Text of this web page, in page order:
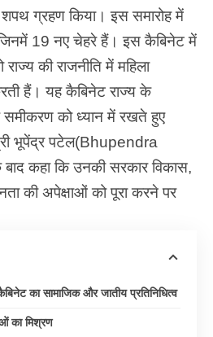
ग्रहण किया। इस समारोह में
19 नए चेहरे हैं। इस कैबिनेट में
की राजनीति में महिला
हैं। यह कैबिनेट राज्य के
समीकरण को ध्यान में रखते हुए
भूपेंद्र पटेल(Bhupendra
कहा कि उनकी सरकार विकास,
की अपेक्षाओं को पूरा करने पर
का सामाजिक और जातीय प्रतिनिधित्व
का मिश्रण